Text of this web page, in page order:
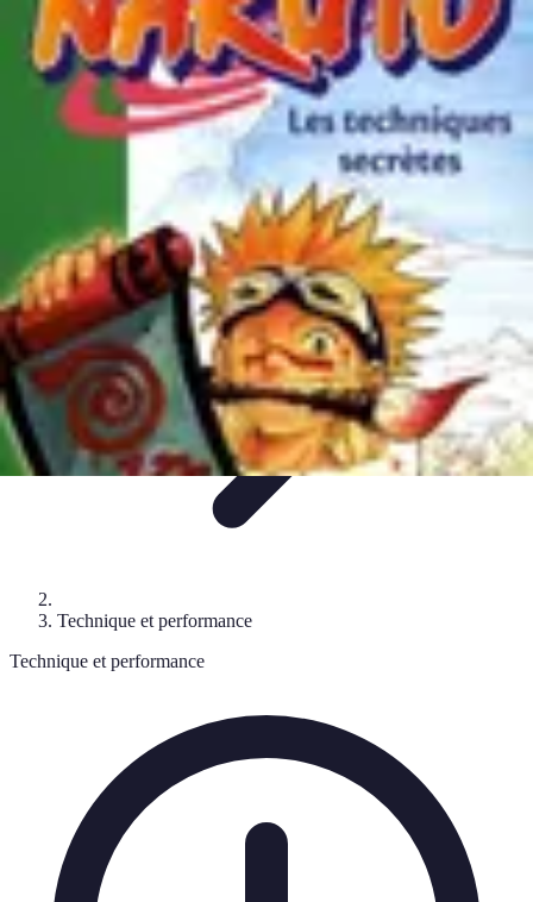
Pilotes Formule 1
techniques de pilotagePortraits de PilotesCarrières de
PilotesCircuitsCarrière
Pilotes Formule 1
Technique et performance
Technique et performance